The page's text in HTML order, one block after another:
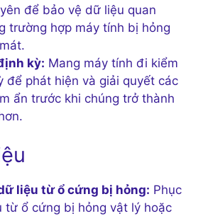
để bảo vệ dữ liệu quan
trường hợp máy tính bị hỏng
kỳ: Mang máy tính đi kiểm
để phát hiện và giải quyết các
ẩn trước khi chúng trở thành
liệu từ ổ cứng bị hỏng: Phục
từ ổ cứng bị hỏng vật lý hoặc